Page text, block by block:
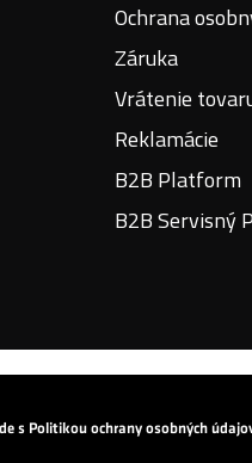
s Politikou ochrany osobných
Ochrana
Záruka
Vrátenie
Reklamácie
B2B Platform
B2B Servisný